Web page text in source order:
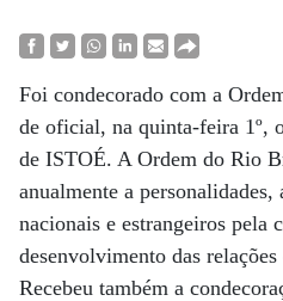
Foi condecorado com a
de oficial, na quinta-feira 1º,
de ISTOÉ. A Ordem do Rio
anualmente a
nacionais e estrangeiros pela
desenvolvimento das
Recebeu também a